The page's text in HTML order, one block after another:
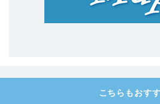
こちらもおす